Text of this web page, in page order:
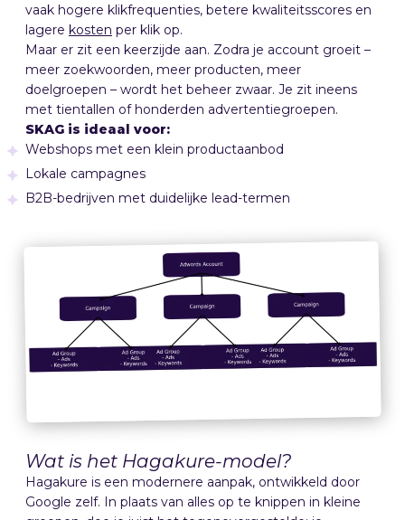
vaak hogere klikfrequenties, betere kwaliteitsscores en
lagere kosten per klik op.
Maar er zit een keerzijde aan. Zodra je account groeit –
meer zoekwoorden, meer producten, meer
doelgroepen – wordt het beheer zwaar. Je zit ineens
met tientallen of honderden advertentiegroepen.
SKAG is ideaal voor:
Webshops met een klein productaanbod
Lokale campagnes
B2B-bedrijven met duidelijke lead-termen
Wat is het Hagakure-model?
Hagakure is een modernere aanpak, ontwikkeld door
Google zelf. In plaats van alles op te knippen in kleine